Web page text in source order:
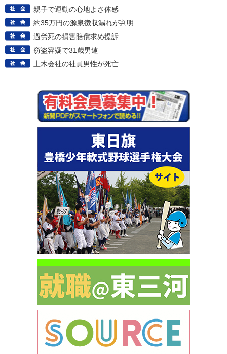
親子で運動の心地よさ体感
約35万円の源泉徴収漏れが判明
過労死の損害賠償求め提訴
窃盗容疑で31歳男逮
土木会社の社員男性が死亡